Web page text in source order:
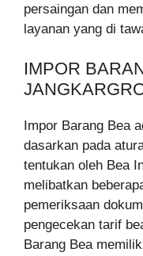
persaingan dan
layanan yang di
IMPOR
Impor Barang Bea
dasarkan pada
tentukan oleh Bea
melibatkan
pemeriksaan
pengecekan tarif
Barang Bea